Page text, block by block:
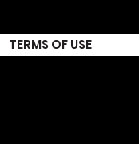
TERMS OF USE